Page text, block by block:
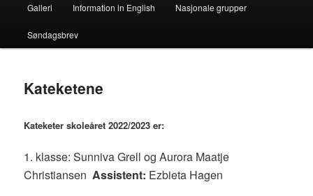
Galleri Information in English Nasjonale grupper
Søndagsbrev
Kateketene
Kateketer skoleåret 2022/2023 er:
1. klasse: Sunniva Grell og Aurora Maatje
Christiansen Assistent: Ezbieta Hagen